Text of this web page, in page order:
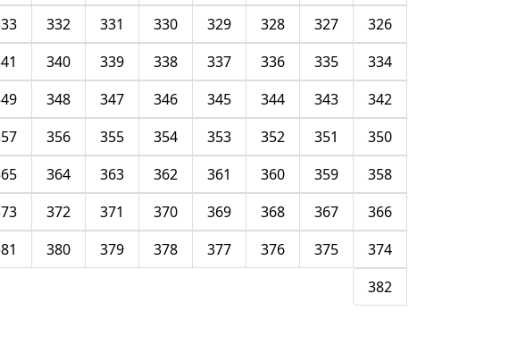
326
327
328
329
330
331
332
334
335
336
337
338
339
340
342
343
344
345
346
347
348
350
351
352
353
354
355
356
358
359
360
361
362
363
364
366
367
368
369
370
371
372
374
375
376
377
378
379
380
382